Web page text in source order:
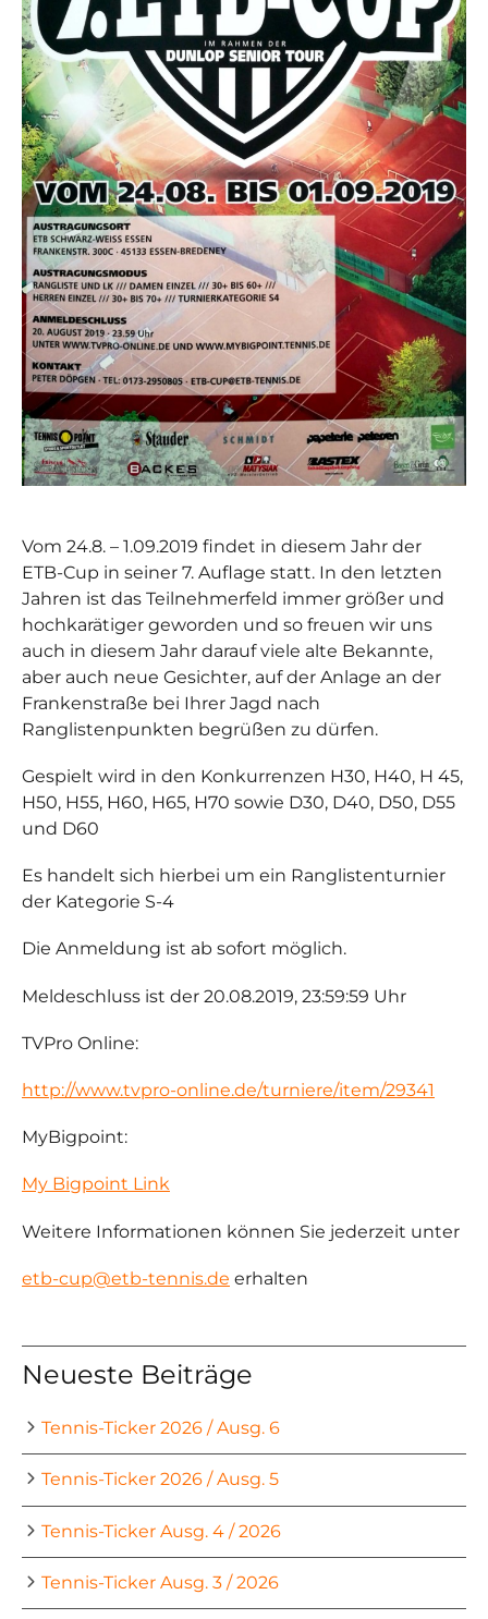
Vom 24.8. – 1.09.2019 findet in diesem Jahr der
ETB-Cup in seiner 7. Auflage statt. In den letzten
Jahren ist das Teilnehmerfeld immer größer und
hochkarätiger geworden und so freuen wir uns
auch in diesem Jahr darauf viele alte Bekannte,
aber auch neue Gesichter, auf der Anlage an der
Frankenstraße bei Ihrer Jagd nach
Ranglistenpunkten begrüßen zu dürfen.
Gespielt wird in den Konkurrenzen H30, H40, H 45,
H50, H55, H60, H65, H70 sowie D30, D40, D50, D55
und D60
Es handelt sich hierbei um ein Ranglistenturnier
der Kategorie S-4
Die Anmeldung ist ab sofort möglich.
Meldeschluss ist der 20.08.2019, 23:59:59 Uhr
TVPro Online:
http://www.tvpro-online.de/turniere/item/29341
MyBigpoint:
My Bigpoint Link
Weitere Informationen können Sie jederzeit unter
etb-cup@etb-tennis.de erhalten
Neueste Beiträge
Tennis-Ticker 2026 / Ausg. 6
Tennis-Ticker 2026 / Ausg. 5
Tennis-Ticker Ausg. 4 / 2026
Tennis-Ticker Ausg. 3 / 2026